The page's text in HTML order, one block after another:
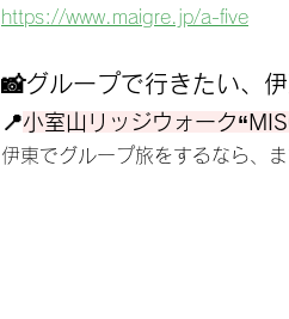
https://www.maigre.jp/a-five
📸グループで行きたい、
📍小室山リッジウォーク
伊東でグループ旅をするなら、